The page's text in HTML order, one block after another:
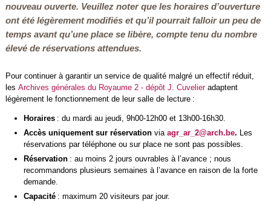
nouveau ouverte. Veuillez noter que les horaires d’ouverture
ont été légèrement modifiés et qu’il pourrait falloir un peu de
temps avant qu’une place se libère, compte tenu du nombre
élevé de réservations attendues.
Pour continuer à garantir un service de qualité malgré un effectif réduit,
les Archives générales du Royaume 2 - dépôt J. Cuvelieradaptent
légèrement le fonctionnement de leur salle de lecture :
Horaires: du mardi au jeudi, 9h00-12h00 et 13h00-16h30.
Accès uniquement sur réservationvia agr_ar_2@arch.be. Les
réservations par téléphone ou sur place ne sont pas possibles.
Réservation: au moins 2 jours ouvrables à l’avance ; nous
recommandons plusieurs semaines à l’avance en raison de la forte
demande.
Capacité: maximum 20 visiteurs par jour.